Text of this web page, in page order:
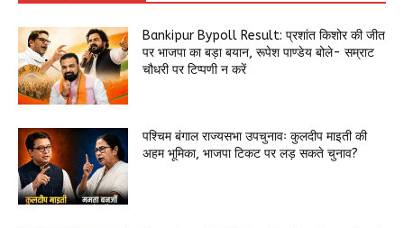
Bankipur Bypoll Result: प्रशांत किशोर की जीत
पर भाजपा का बड़ा बयान, रूपेश पाण्डेय बोले- सम्राट
चौधरी पर टिप्पणी न करें
पश्चिम बंगाल राज्यसभा उपचुनावः कुलदीप माइती की
अहम भूमिका, भाजपा टिकट पर लड़ सकते चुनाव?